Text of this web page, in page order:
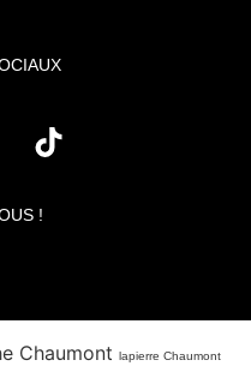
!
Chaumont lapierre Chaumont